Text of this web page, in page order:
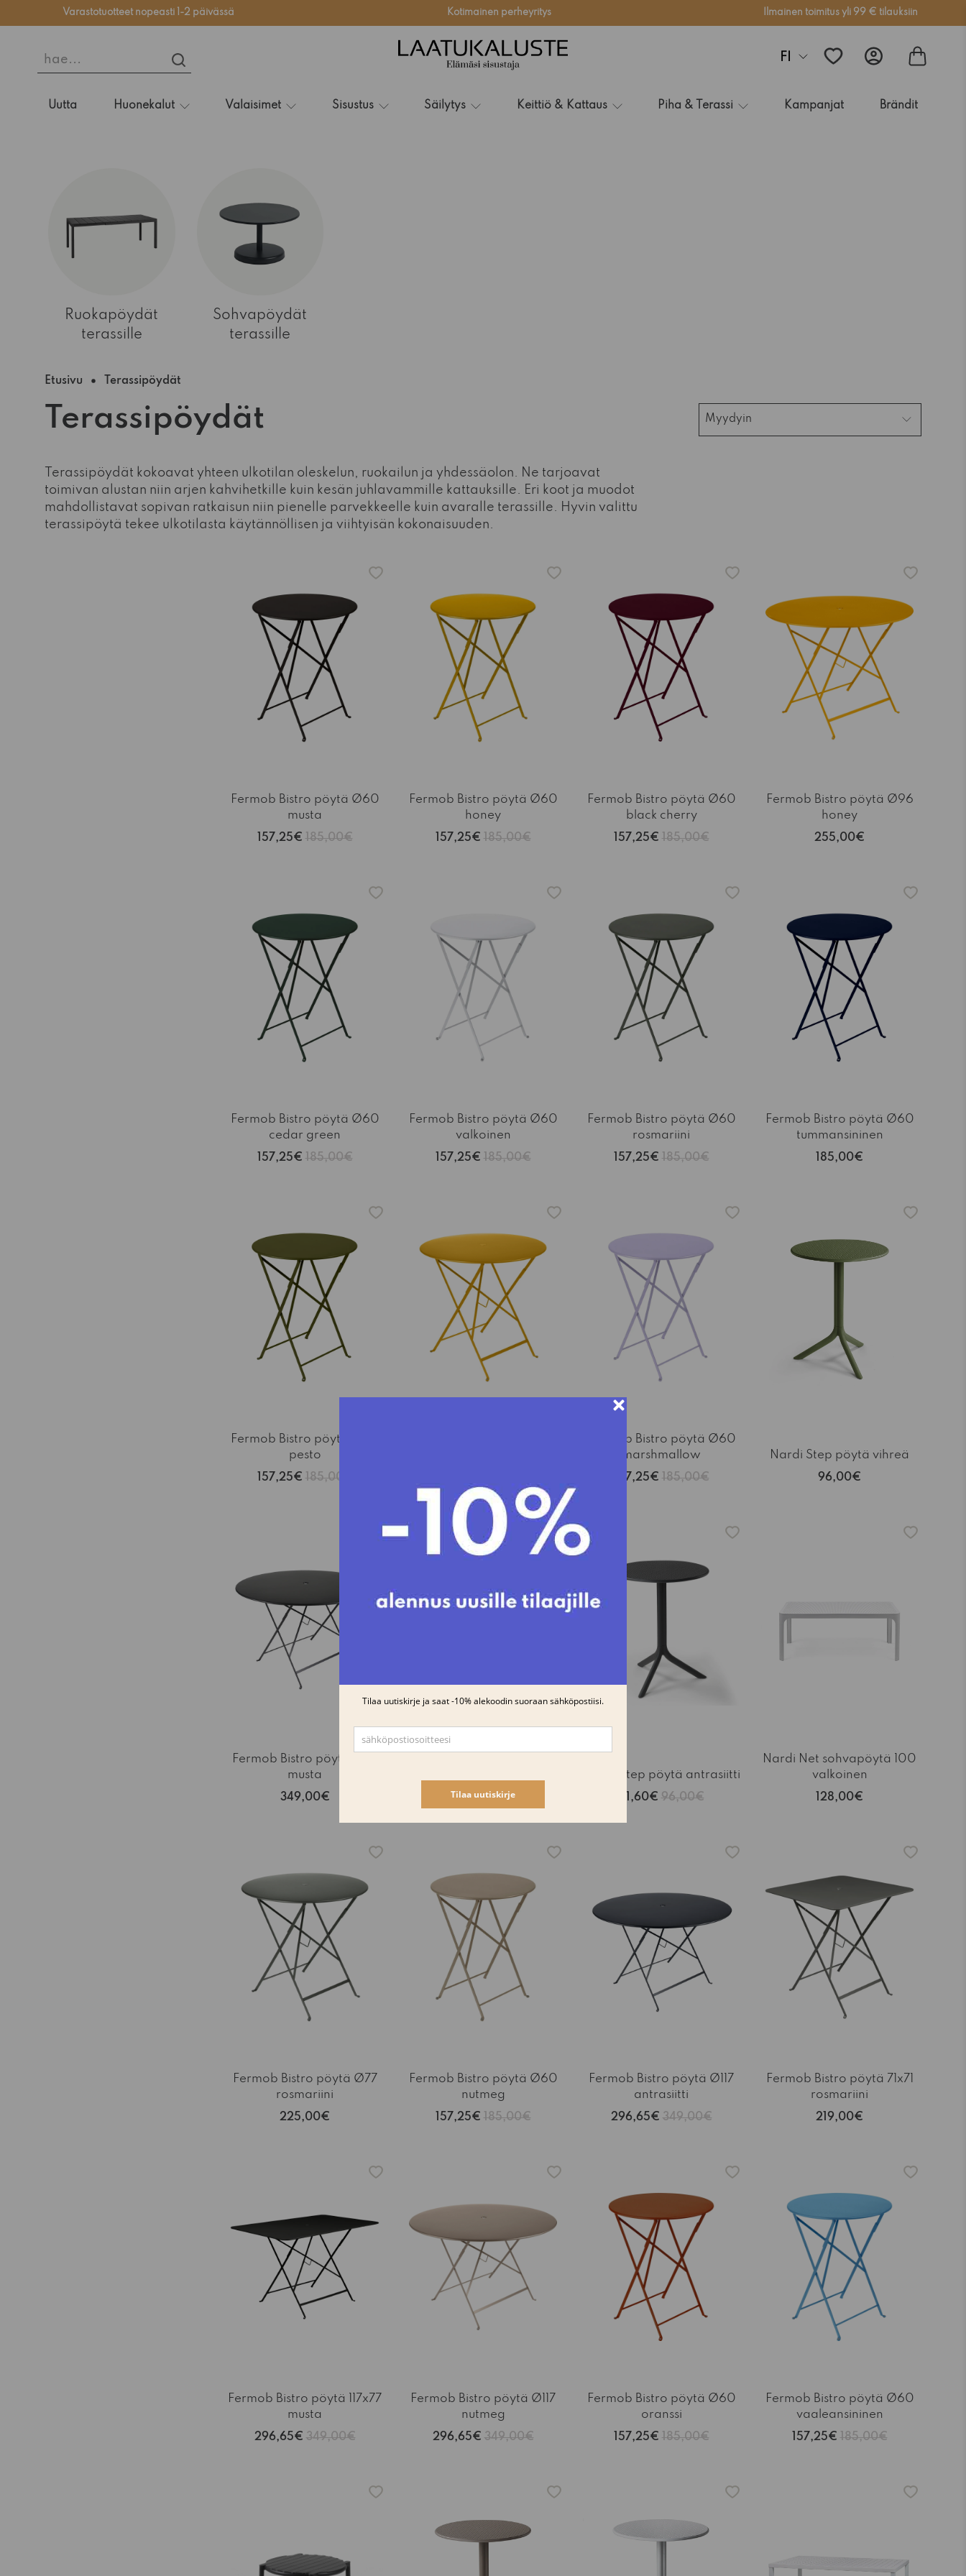
Varastotuotteet nopeasti 1-2 päivässä Kotimainen perheyritys Ilmainen toimitus yli 99 € tilauksiin
hae... FI
HAE...
Uutta
Huonekalut Valaisimet Sisustus Säilytys Keittiö & Kattaus Piha & Terassi Kampanjat Brändit
Ruokapöydät
terassille
Sohvapöydät
terassille
Etusivu Terassipöydät
Terassipöydät
Terassipöydät kokoavat yhteen ulkotilan oleskelun, ruokailun ja yhdessäolon. Ne tarjoavat
toimivan alustan niin arjen kahvihetkille kuin kesän juhlavammille kattauksille. Eri koot ja muodot
mahdollistavat sopivan ratkaisun niin pienelle parvekkeelle kuin avaralle terassille. Hyvin valittu
terassipöytä tekee ulkotilasta käytännöllisen ja viihtyisän kokonaisuuden.
Myydyin
Fermob Bistro pöytä Ø60
musta
157,25€ 185,00€
Fermob Bistro pöytä Ø60
honey
157,25€ 185,00€
Fermob Bistro pöytä Ø60
black cherry
157,25€ 185,00€
Fermob Bistro pöytä Ø96
honey
255,00€
Fermob Bistro pöytä Ø60
cedar green
157,25€ 185,00€
Fermob Bistro pöytä Ø60
valkoinen
157,25€ 185,00€
Fermob Bistro pöytä Ø60
rosmariini
157,25€ 185,00€
Fermob Bistro pöytä Ø60
tummansininen
185,00€
Fermob Bistro pöytä Ø60
pesto
157,25€ 185,00€
Fermob Bistro pöytä Ø60
marshmallow
157,25€ 185,00€
Nardi Step pöytä vihreä
96,00€
Fermob Bistro pöytä Ø117
musta
349,00€
-15%
296,65€ 349,00€
-15%
Nardi Step pöytä antrasiitti
81,60€ 96,00€
Nardi Net sohvapöytä 100
valkoinen
128,00€
Fermob Bistro pöytä Ø77
rosmariini
225,00€
Fermob Bistro pöytä Ø60
nutmeg
157,25€ 185,00€
Fermob Bistro pöytä Ø117
antrasiitti
296,65€ 349,00€
Fermob Bistro pöytä 71x71
rosmariini
219,00€
Fermob Bistro pöytä 117x77
musta
296,65€ 349,00€
Fermob Bistro pöytä Ø117
nutmeg
296,65€ 349,00€
Fermob Bistro pöytä Ø60
oranssi
157,25€ 185,00€
Fermob Bistro pöytä Ø60
vaaleansininen
157,25€ 185,00€